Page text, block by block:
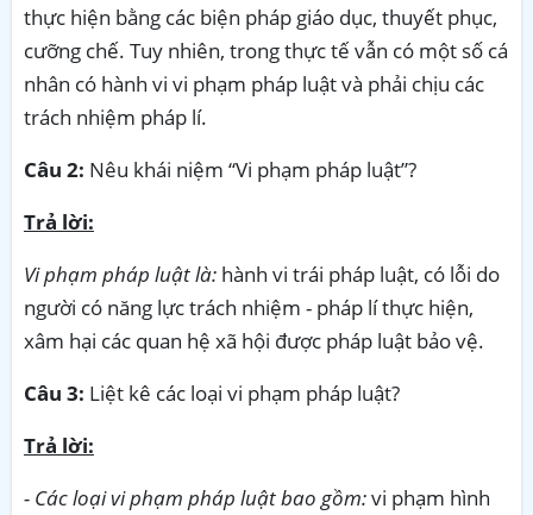
thực hiện bằng các biện pháp giáo dục, thuyết phục,
cưỡng chế. Tuy nhiên, trong thực tế vẫn có một số cá
nhân có hành vi vi phạm pháp luật và phải chịu các
trách nhiệm pháp lí.
Câu 2: Nêu khái niệm “Vi phạm pháp luật”?
Trả lời:
Vi phạm pháp luật là: hành vi trái pháp luật, có lỗi do
người có năng lực trách nhiệm - pháp lí thực hiện,
xâm hại các quan hệ xã hội được pháp luật bảo vệ.
Câu 3: Liệt kê các loại vi phạm pháp luật?
Trả lời:
- Các loại vi phạm pháp luật bao gồm:vi phạm hình